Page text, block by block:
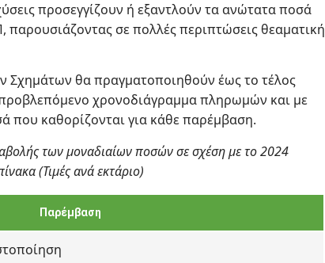
προσεγγίζουν ή εξαντλούν τα ανώτατα ποσά
σε πολλές περιπτώσεις θεαματική
Σχημάτων θα πραγματοποιηθούν έως το τέλος
χρονοδιάγραμμα πληρωμών και με
που καθορίζονται για κάθε παρέμβαση.
των μοναδιαίων ποσών σε σχέση με το 2024
(Τιμές ανά εκτάριο)
Παρέμβαση